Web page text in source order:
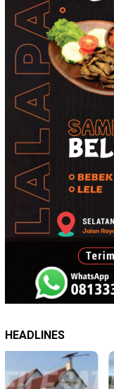
HEADLINES